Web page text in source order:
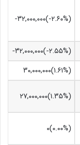
(‎-۲.۶۰%‏)‎-۳۲,۰۰۰,۰۰۰‏
(‎-۲.۵۵%‏)‎-۳۲,۰۰۰,۰۰۰‏
(‎۱.۶۱%‏)‎۳۰,۰۰۰,۰۰۰‏
(‎۱.۳۵%‏)‎۲۷,۰۰۰,۰۰۰‏
(۰.۰۰%)۰